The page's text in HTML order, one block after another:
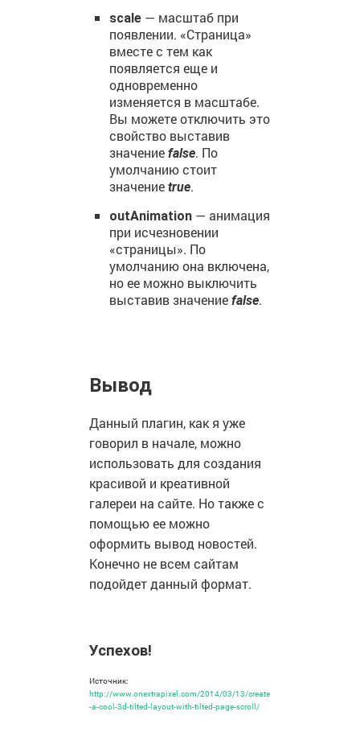
scale — масштаб при
появлении. «Страница»
вместе с тем как
появляется еще и
одновременно
изменяется в масштабе.
Вы можете отключить это
свойство выставив
значениеfalse. По
умолчанию стоит
значениеtrue.
outAnimation — анимация
при исчезновении
«страницы». По
умолчанию она включена,
но ее можно выключить
выставив значениеfalse.
Вывод
Данный плагин, как я уже
говорил в начале, можно
использовать для создания
красивой и креативной
галереи на сайте. Но также с
помощью ее можно
оформить вывод новостей.
Конечно не всем сайтам
подойдет данный формат.
Успехов!
Источник:
http://www.onextrapixel.com/2014/03/13/create
-a-cool-3d-tilted-layout-with-tilted-page-scroll/